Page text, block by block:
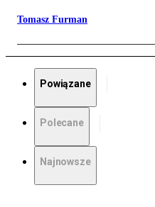
Tomasz Furman
Powiązane
Polecane
Najnowsze